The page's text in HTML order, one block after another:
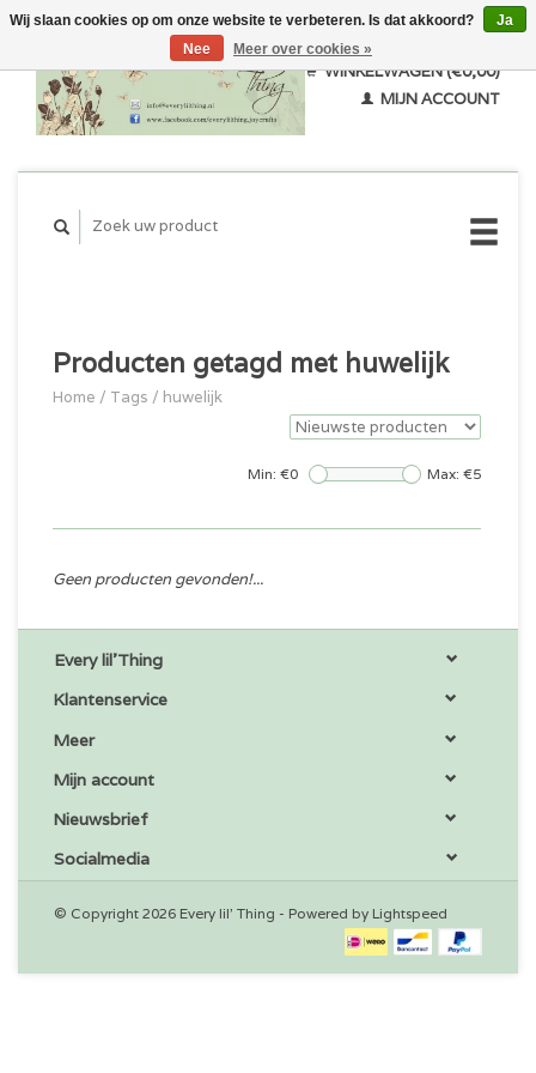
WINKELWAGEN (€0,00)
MIJN ACCOUNT
Producten getagd met huwelijk
Home / Tags / huwelijk
Min: €0 Max: €5
Geen producten gevonden!...
Every lil'Thing
Klantenservice
Meer
Mijn account
Nieuwsbrief
Socialmedia
© Copyright 2026 Every lil' Thing - Powered by Lightspeed
Wij slaan cookies op om onze website te verbeteren. Is dat akkoord?
Ja
Nee
Meer over cookies »